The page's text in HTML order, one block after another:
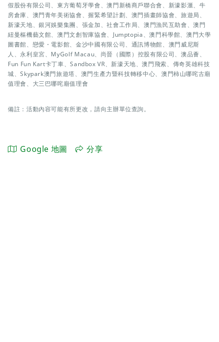
假股份有限公司、東方葡萄牙學會、澳門新橋商戶聯合會、新濠影滙、牛
房倉庫、澳門青年美術協會、握緊希望計劃、澳門插畫師協會、旅遊局、
新濠天地、銀河娛樂集團、張金加、社會工作局、澳門漁民互助會、澳門
紐曼樞機藝文館、澳門文創智庫協會、Jumptopia、澳門科學館、澳門大學
圖書館、戀愛・電影館、金沙中國有限公司、通訊博物館、澳門威尼斯
人、永利皇宮、MyGolf Macau、尚晉（國際）控股有限公司、澳品薈、
Fun Fun Kart卡丁車、Sandbox VR、新濠天地、澳門飛索、傳奇英雄科技
城、Skypark澳門旅遊塔、澳門生產力暨科技轉移中心、澳門柿山哪咤古廟
值理會、大三巴哪咤廟值理會
備註：活動內容可能有所更改，請向主辦單位查詢。
Google 地圖 分享